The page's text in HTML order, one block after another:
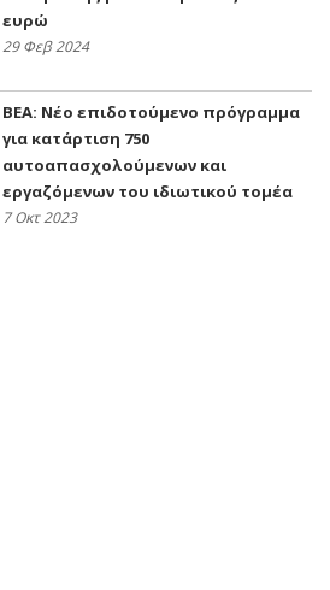
ευρώ
29 Φεβ 2024
ΒΕΑ: Νέο επιδοτούμενο πρόγραμμα
για κατάρτιση 750
αυτοαπασχολούμενων και
εργαζόμενων του ιδιωτικού τομέα
7 Οκτ 2023